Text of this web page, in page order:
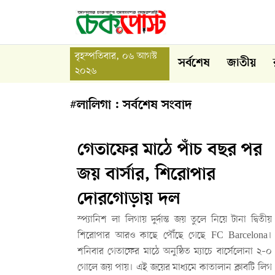
বৃহস্পতিবার, ০৬ আগস্ট
২০২৬
সর্বশেষ জাতীয়
#লালিগা : সর্বশেষ সংবাদ
গেতাফের মাঠে পাঁচ বছর পর
জয় বার্সার, শিরোপার
দোরগোড়ায় দল
স্প্যানিশ লা লিগায় দুর্দান্ত জয় তুলে নিয়ে টানা দ্বিতীয়
শিরোপার আরও কাছে পৌঁছে গেছে FC Barcelona।
শনিবার গেতাফের মাঠে অনুষ্ঠিত ম্যাচে বার্সেলোনা ২–০
গোলে জয় পায়। এই জয়ের মাধ্যমে কাতালান ক্লাবটি লিগ